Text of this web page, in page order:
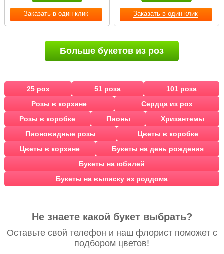
Заказать в один клик Заказать в один клик
Больше букетов из роз
25 роз 51 роза
101 роза
Розы в корзине
Сердца из роз
Розы в коробке
Пионы
Хризантемы
Пионовидные розы
Цветы в коробке
Цветы в корзине
Букеты на день рождения
Букеты на юбилей
Букеты на выписку из роддома
Не знаете какой букет выбрать?
Оставьте свой телефон и наш флорист поможет с
подбором цветов!